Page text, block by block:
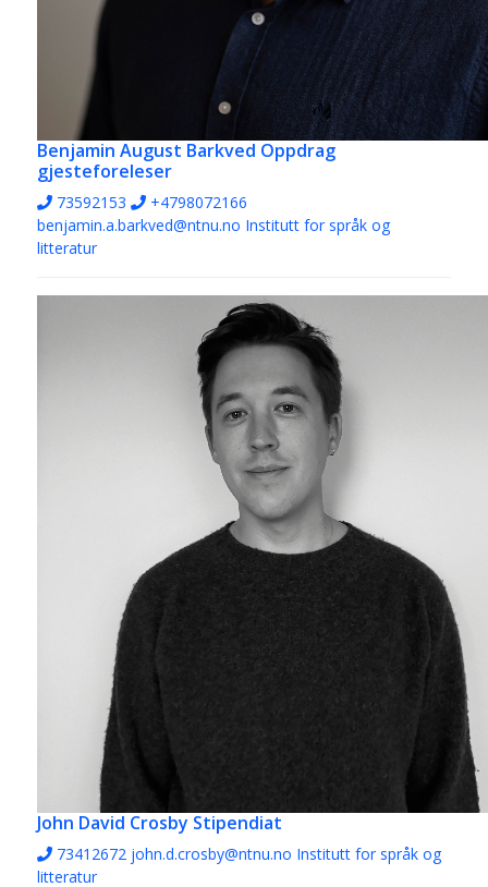
Benjamin August Barkved Oppdrag
gjesteforeleser
73592153
+4798072166
benjamin.a.barkved@ntnu.no Institutt for språk og
litteratur
John David Crosby Stipendiat
73412672 john.d.crosby@ntnu.no Institutt for språk og
litteratur